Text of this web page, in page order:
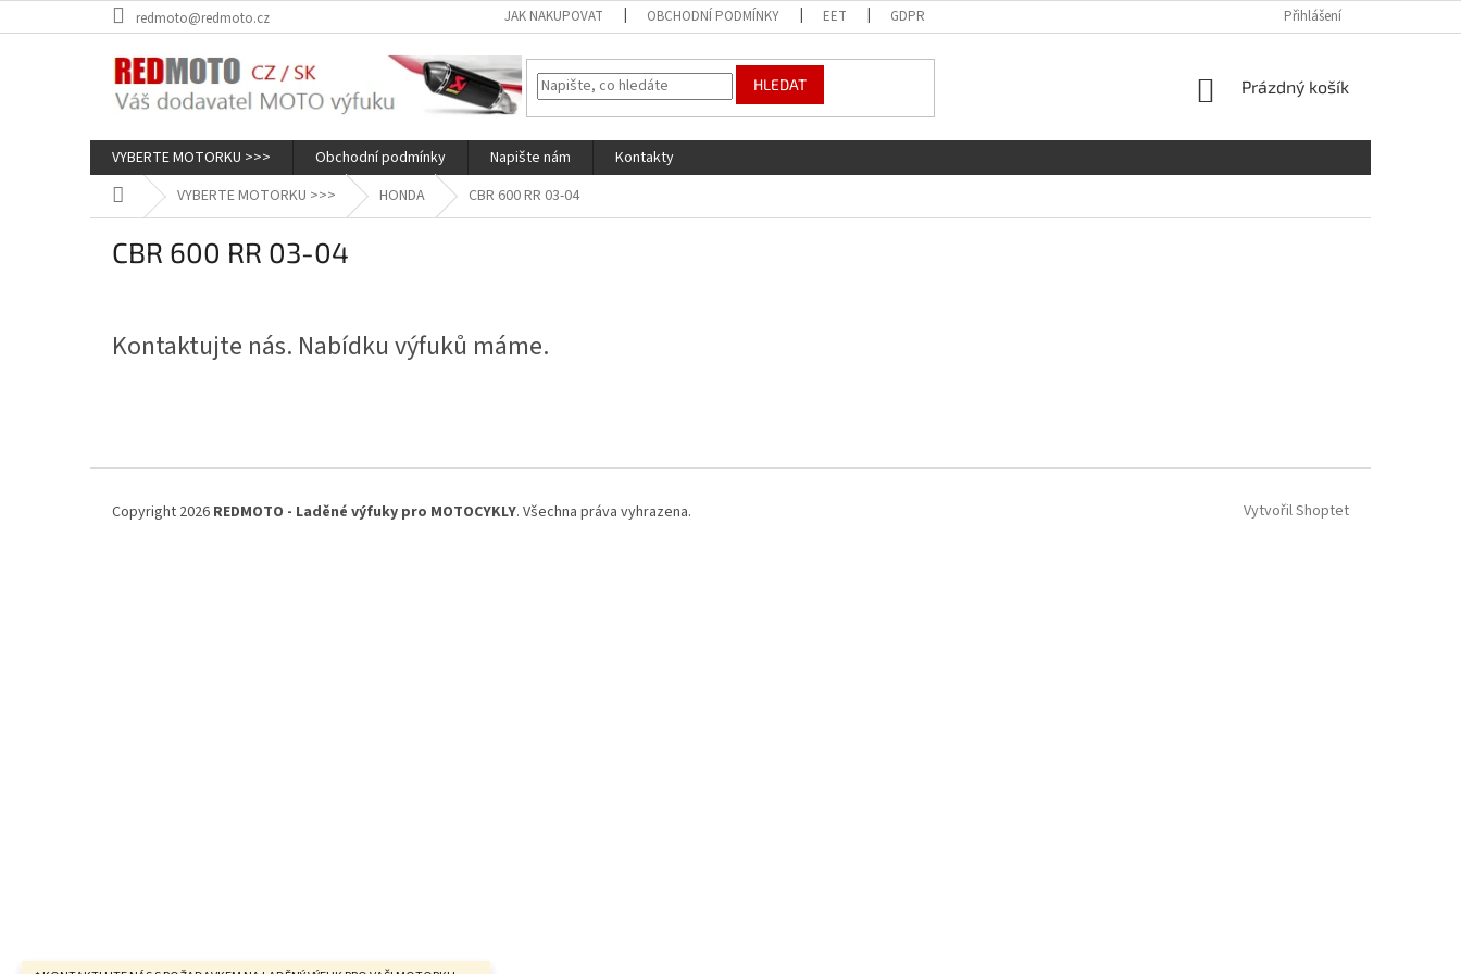
na
redmoto@redmoto.cz JAK NAKUPOVAT OBCHODNÍ PODMÍNKY EET GDPR Přihlášení
HLEDAT
NÁKUPNÍ
Prázdný košík
VYBERTE MOTORKU >>> Obchodní podmínky Napište nám
Kontakty
Domů VYBERTE MOTORKU >>> HONDA CBR 600 RR 03-04
CBR 600 RR 03-04
Kontaktujte nás. Nabídku výfuků máme.
Vytvořil Shoptet
Copyright 2026 REDMOTO - Laděné výfuky pro MOTOCYKLY. Všechna práva vyhrazena.